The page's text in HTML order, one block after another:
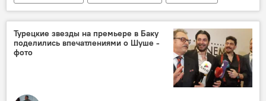
Клуб
Культура
конкурс
Край
Родной
Турецкие звезды на премьере в Баку
поделились впечатлениями о Шуше -
фото